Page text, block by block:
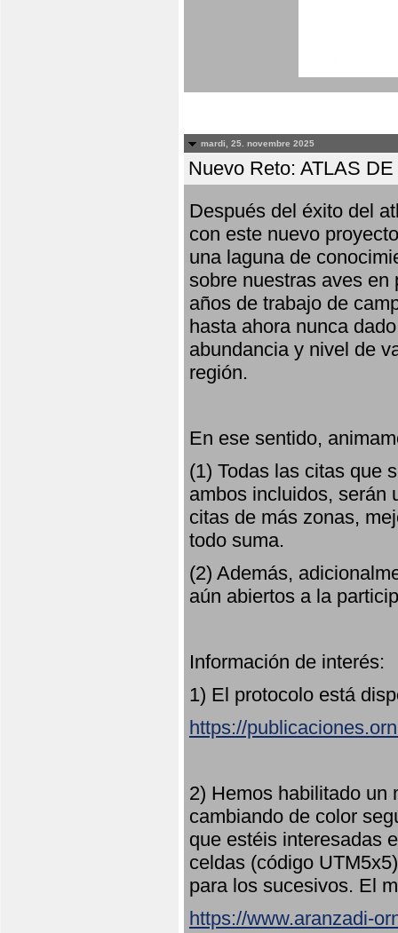
mardi, 25. novembre 2025
Nuevo Reto: ATLAS
Después del éxito del
con este nuevo
una laguna de
sobre nuestras aves en
años de trabajo de
hasta ahora nunca
abundancia y nivel de
región.
En ese sentido,
(1) Todas las citas que
ambos incluidos, serán
citas de más zonas,
todo suma.
(2) Además,
aún abiertos a la
Información de interés:
1) El protocolo está
https://
2) Hemos habilitado un
cambiando de color
que estéis interesadas
celdas (código
para los sucesivos. El
https://www.aranzadi-